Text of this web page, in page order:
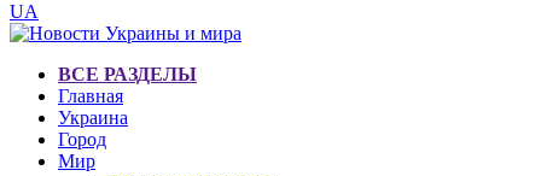
UA
ВСЕ РАЗДЕЛЫ
Главная
Украина
Город
Мир